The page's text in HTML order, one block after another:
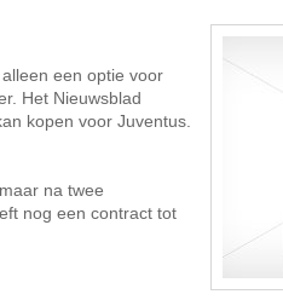
een optie voor
Het Nieuwsblad
kopen voor Juventus.
na twee
nog een contract tot